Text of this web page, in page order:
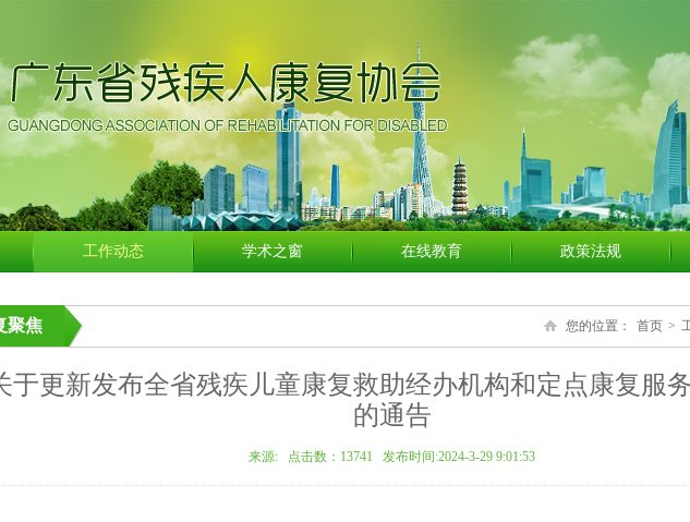
工作动态 学术之窗 在线教育 政策法规
聚焦 您的位置： 首页 >
于更新发布全省残疾儿童康复救助经办机构和定点康复服
的通告
来源: 点击数： 13741 发布时间:2024-3-29 9:01:53